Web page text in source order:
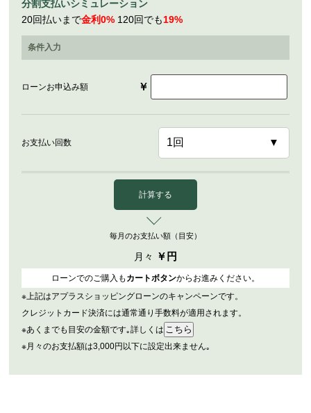
分割支払いシミュレーション
20回払いまで金利0% 120回でも19%
条件入力
ローンお申込み額 ￥
お支払い回数
計算する
毎月のお支払い額（目安）
月々 ￥ 円
ローンでのご購入も カートボタンからお進みください。
※上記はアプラスショッピングローンのキャンペーンです。
クレジットカード決済には通常通り手数料が適用されます。
※あくまでも目安の金額です｡詳しくは
※月々のお支払額は3,000円以下に設定出来ません｡